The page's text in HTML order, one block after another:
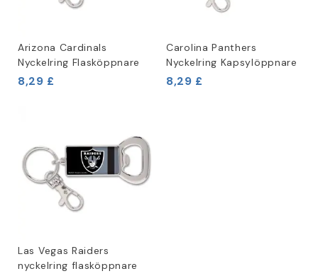
Arizona Cardinals
Nyckelring Flasköppnare
8,29 £
Carolina Panthers
Nyckelring Kapsylöppnare
8,29 £
Las Vegas Raiders
nyckelring flasköppnare